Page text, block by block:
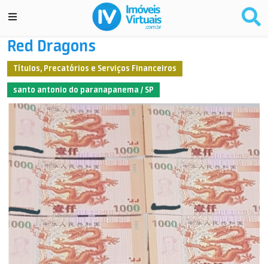
Red Dragons
Títulos, Precatórios e Serviços Financeiros
santo antonio do paranapanema / SP